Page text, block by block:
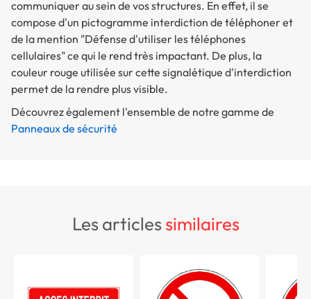
communiquer au sein de vos structures. En effet, il se
compose d'un pictogramme interdiction de téléphoner et
de la mention "Défense d'utiliser les téléphones
cellulaires" ce qui le rend très impactant. De plus, la
couleur rouge utilisée sur cette signalétique d'interdiction
permet de la rendre plus visible.
Découvrez également l'ensemble de notre gamme de
Panneaux de sécurité
les articlessimilaires